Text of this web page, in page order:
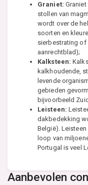
Graniet:
stollen van
wordt over de
soorten en
sierbestrating of
aanrechtblad);
Kalksteen:
kalkhoudende,
levende
gebieden
bijvoorbeeld
Leisteen:
dakbedekking
België).
loop van
Portugal is veel
Aanbevolen